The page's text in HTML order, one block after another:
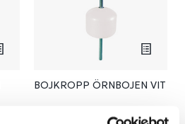
BOJKROPP ÖRNBOJEN VIT